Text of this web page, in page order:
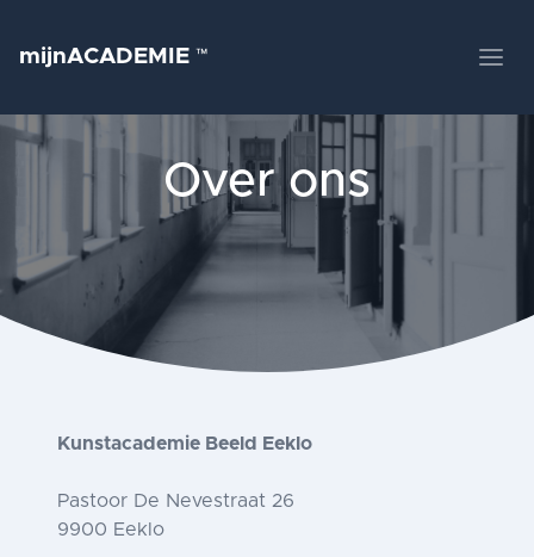
mijnACADEMIE ™
Over ons
Kunstacademie Beeld Eeklo
Pastoor De Nevestraat 26
9900 Eeklo